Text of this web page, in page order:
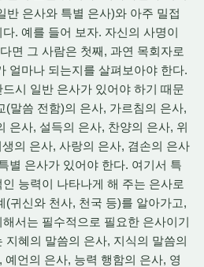
반 은사와 특별 은사)와 아주 밀접
. 예를 들어 보자. 자신의 사명이
면 그 사람은 첫째, 과연 목회자로
얼마나 되는지를 살펴보아야 한다.
시 일반 은사가 있어야 하기 때문
(말씀 전함)의 은사, 가르침의 은사,
은사, 설득의 은사, 찬양의 은사, 위
의 은사, 사랑의 은사, 겸손의 은사
별 은사가 있어야 한다. 여기서 특
능력이 나타나게 해 주는 은사로
(귀신와 천사, 천국 등)를 알아가고,
서는 필수적으로 필요한 은사이기
지혜의 말씀의 은사, 지식의 말씀의
언의 은사, 능력 행함의 은사, 영